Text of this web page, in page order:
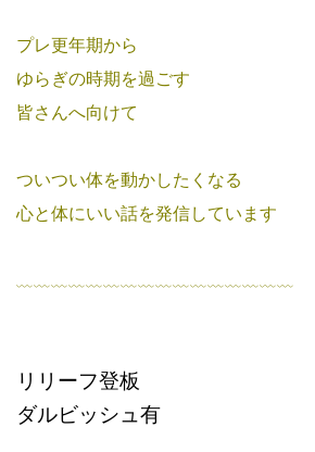
プレ更年期から
ゆらぎの時期を過ごす
皆さんへ向けて
ついつい体を動かしたくなる
心と体にいい話を発信しています
﹏﹏﹏﹏﹏﹏﹏﹏﹏﹏﹏﹏﹏﹏﹏﹏
リリーフ登板
ダルビッシュ有